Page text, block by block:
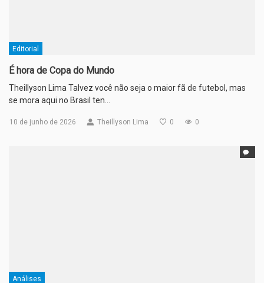
Editorial
É hora de Copa do Mundo
Theillyson Lima Talvez você não seja o maior fã de futebol, mas
se mora aqui no Brasil ten…
10 de junho de 2026 Theillyson Lima 0 0
Análises